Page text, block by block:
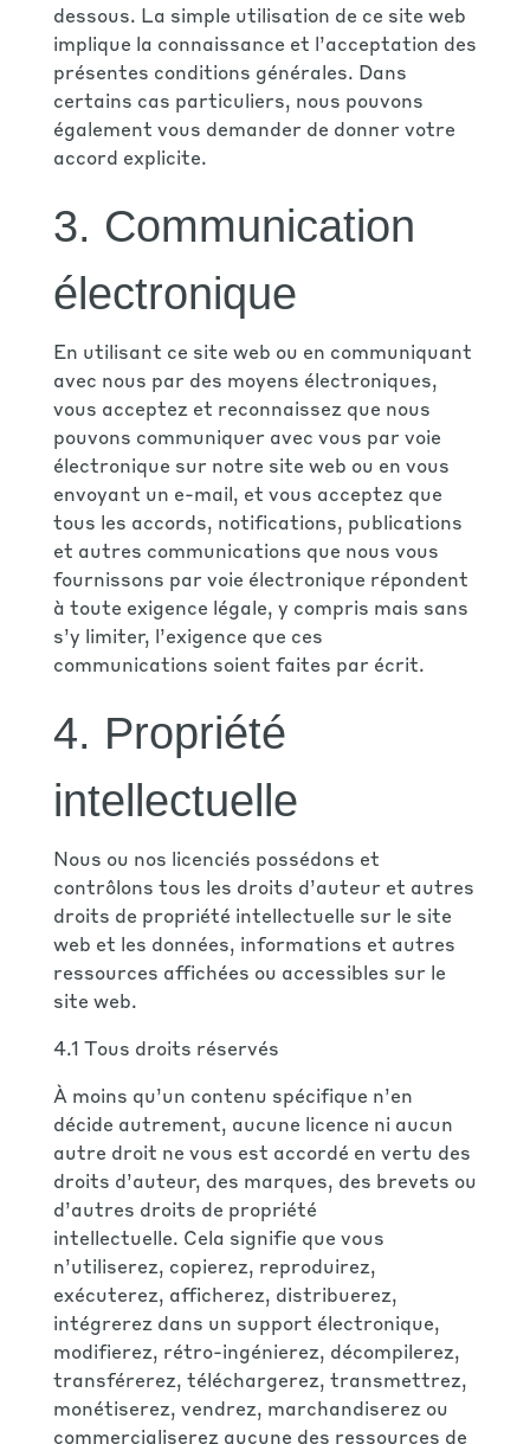
dessous. La simple utilisation de ce site web
implique la connaissance et l’acceptation des
présentes conditions générales. Dans
certains cas particuliers, nous pouvons
également vous demander de donner votre
accord explicite.
3. Communication
électronique
En utilisant ce site web ou en communiquant
avec nous par des moyens électroniques,
vous acceptez et reconnaissez que nous
pouvons communiquer avec vous par voie
électronique sur notre site web ou en vous
envoyant un e-mail, et vous acceptez que
tous les accords, notifications, publications
et autres communications que nous vous
fournissons par voie électronique répondent
à toute exigence légale, y compris mais sans
s’y limiter, l’exigence que ces
communications soient faites par écrit.
4. Propriété
intellectuelle
Nous ou nos licenciés possédons et
contrôlons tous les droits d’auteur et autres
droits de propriété intellectuelle sur le site
web et les données, informations et autres
ressources affichées ou accessibles sur le
site web.
4.1 Tous droits réservés
À moins qu’un contenu spécifique n’en
décide autrement, aucune licence ni aucun
autre droit ne vous est accordé en vertu des
droits d’auteur, des marques, des brevets ou
d’autres droits de propriété
intellectuelle. Cela signifie que vous
n’utiliserez, copierez, reproduirez,
exécuterez, afficherez, distribuerez,
intégrerez dans un support électronique,
modifierez, rétro-ingénierez, décompilerez,
transférerez, téléchargerez, transmettrez,
monétiserez, vendrez, marchandiserez ou
commercialiserez aucune des ressources de